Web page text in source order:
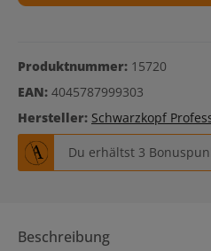
Produktnummer: 15720
EAN: 4045787999303
Hersteller: Schwarzkopf
Du erhältst 3
Beschreibung